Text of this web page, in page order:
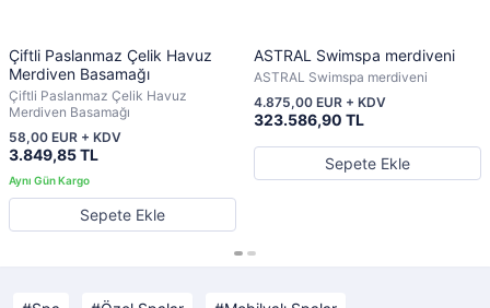
Çiftli Paslanmaz Çelik Havuz
Merdiven Basamağı
Çiftli Paslanmaz Çelik Havuz
Merdiven Basamağı
3.849,85 TL
58,00 EUR + KDV
Sepete Ekle
ASTRAL Swimspa merdiveni
ASTRAL Swimspa merdiveni
323.586,90 TL
4.875,00 EUR + KDV
Sepete Ekle